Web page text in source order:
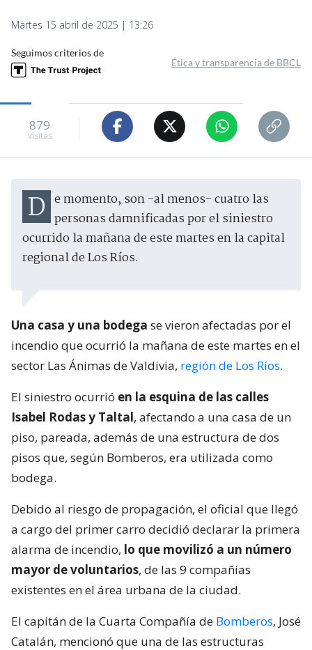
Martes 15 abril de 2025 | 13:26
Seguimos criterios de
Ética y transparencia de BBCL
879
visitas
De momento, son -al menos- cuatro las personas damnificadas por el siniestro
ocurrido la mañana de este martes en la capital
regional de Los Ríos.
Una casa y una bodega se vieron afectadas por el
incendio que ocurrió la mañana de este martes en el
sector Las Ánimas de Valdivia, región de Los Ríos.
El siniestro ocurrió en la esquina de las calles
Isabel Rodas y Taltal, afectando a una casa de un
piso, pareada, además de una estructura de dos
pisos que, según Bomberos, era utilizada como
bodega.
Debido al riesgo de propagación, el oficial que llegó
a cargo del primer carro decidió declarar la primera
alarma de incendio, lo que movilizó a un número
mayor de voluntarios, de las 9 compañías
existentes en el área urbana de la ciudad.
El capitán de la Cuarta Compañía de Bomberos, José
Catalán, mencionó que una de las estructuras